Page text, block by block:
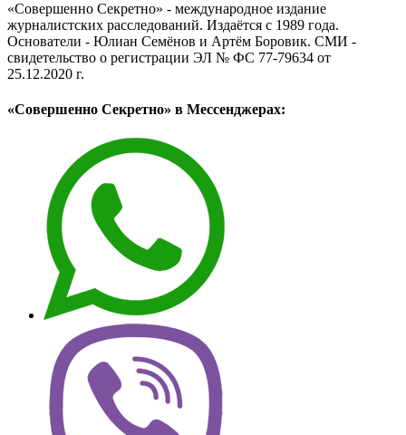
«Совершенно Секретно» - международное издание
журналистских расследований. Издаётся с 1989 года.
Основатели - Юлиан Семёнов и Артём Боровик. CМИ -
свидетельство о регистрации ЭЛ № ФС 77-79634 от
25.12.2020 г.
«Совершенно Секретно» в Мессенджерах: